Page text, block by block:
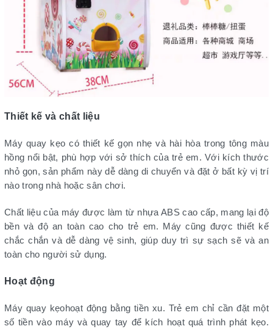
Thiết kế và chất liệu
Máy quay kẹo có thiết kế gọn nhẹ và hài hòa trong tông màu
hồng nổi bật, phù hợp với sở thích của trẻ em. Với kích thước
nhỏ gọn, sản phẩm này dễ dàng di chuyển và đặt ở bất kỳ vị trí
nào trong nhà hoặc sân chơi.
Chất liệu của máy được làm từ nhựa ABS cao cấp, mang lại độ
bền và độ an toàn cao cho trẻ em. Máy cũng được thiết kế
chắc chắn và dễ dàng vệ sinh, giúp duy trì sự sạch sẽ và an
toàn cho người sử dụng.
Hoạt động
Máy quay kẹohoạt động bằng tiền xu. Trẻ em chỉ cần đặt một
số tiền vào máy và quay tay để kích hoạt quá trình phát kẹo.